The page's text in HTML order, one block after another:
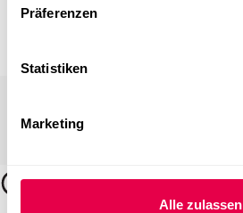
Präferenzen
Statistiken
Marketing
Alle zulassen